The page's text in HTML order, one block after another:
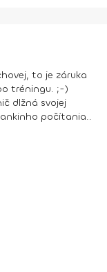
to je záruka
tréningu. ;-)
dlžná svojej
počítania..